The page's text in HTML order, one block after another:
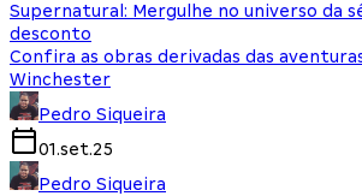
Supernatural: Mergulhe no universo da
desconto
Confira as obras derivadas das
Winchester
Pedro Siqueira
01.set.25
Pedro Siqueira